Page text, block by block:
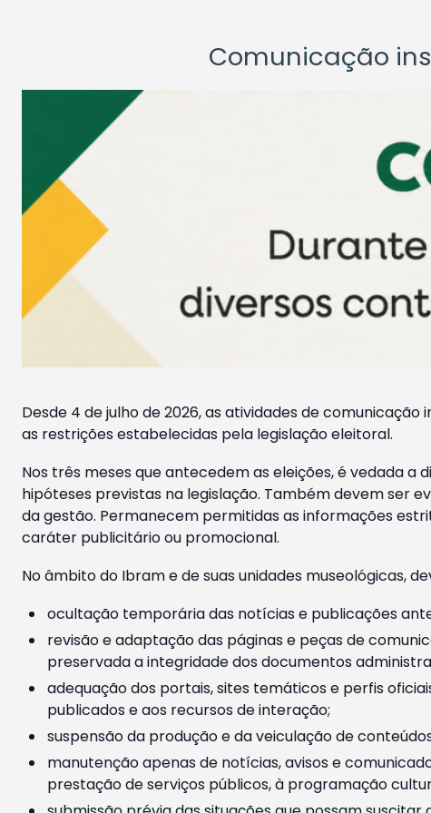
Comunicação
Desde 4 de julho de 2026, as atividades de
as restrições estabelecidas pela legislação eleitoral.
Nos três meses que antecedem as eleições, é vedada a
hipóteses previstas na legislação. Também devem ser
da gestão. Permanecem permitidas as informações
caráter publicitário ou promocional.
No âmbito do Ibram e de suas unidades museológicas,
ocultação temporária das notícias e publicações
revisão e adaptação das páginas e peças de
preservada a integridade dos documentos
adequação dos portais, sites temáticos e perfis
publicados e aos recursos de interação;
suspensão da produção e da veiculação de
manutenção apenas de notícias, avisos e
prestação de serviços públicos, à programação